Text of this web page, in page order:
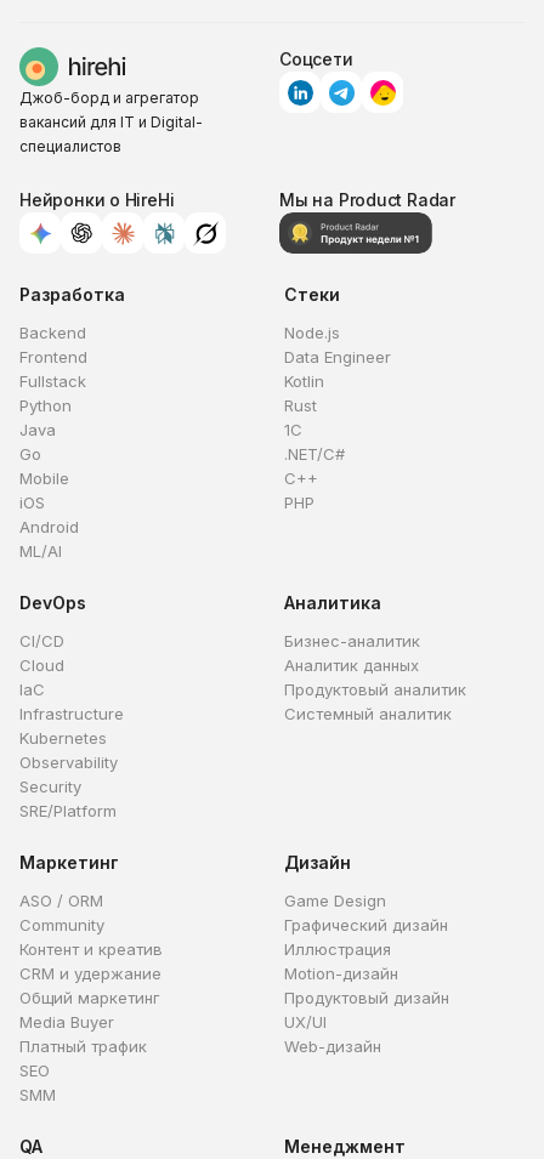
Джоб-борд и агрегатор
вакансий для IT и Digital-
специалистов
Соцсети
Нейронки о HireHi Мы на Product Radar
Разработка
Backend
Frontend
Fullstack
Python
Java
Go
Mobile
iOS
Android
ML/AI
Стеки
Node.js
Data Engineer
Kotlin
Rust
1C
.NET/C#
C++
PHP
DevOps
CI/CD
Cloud
IaC
Infrastructure
Kubernetes
Observability
Security
SRE/Platform
Аналитика
Бизнес-аналитик
Аналитик данных
Продуктовый аналитик
Системный аналитик
Маркетинг
ASO / ORM
Community
Контент и креатив
CRM и удержание
Общий маркетинг
Media Buyer
Платный трафик
SEO
SMM
Дизайн
Game Design
Графический дизайн
Иллюстрация
Motion-дизайн
Продуктовый дизайн
UX/UI
Web-дизайн
QA Менеджмент